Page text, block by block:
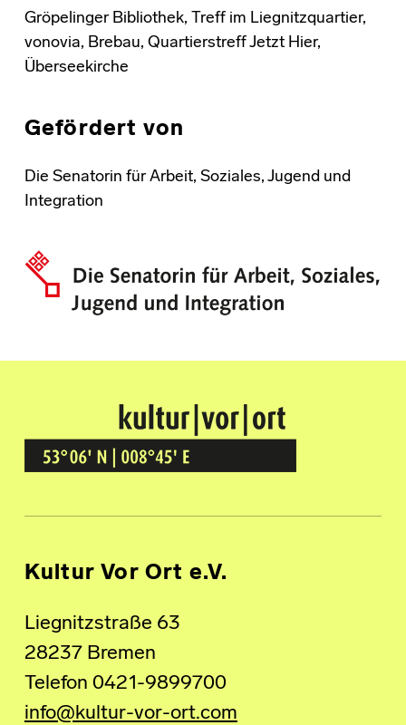
Gröpelinger Bibliothek, Treff im Liegnitzquartier,
vonovia, Brebau, Quartierstreff Jetzt Hier,
Überseekirche
Gefördert von
Die Senatorin für Arbeit, Soziales, Jugend und
Integration
Kultur Vor Ort
BREMEN GRÖPELINGEN
Kultur Vor Ort e.V.
Liegnitzstraße 63
28237 Bremen
Telefon 0421-9899700
info@kultur-vor-ort.com